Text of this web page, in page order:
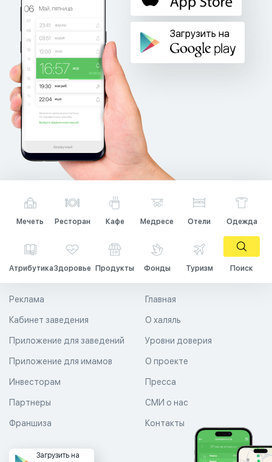
Загрузить на
Мечеть Ресторан Кафе Медресе Отели Одежда
АтрибутикаЗдоровье Продукты Фонды Туризм Поиск
Главная
О халяль
Уровни доверия
Реклама
Кабинет заведения
Приложение для заведений
Приложение для имамов О проекте
Пресса
СМИ о нас
Контакты
Инвесторам
Партнеры
Франшиза
Загрузить на